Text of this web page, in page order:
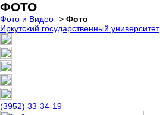
ФОТО
Фото и Видео -> Фото
Иркутский государственный университет
(3952) 33-34-19